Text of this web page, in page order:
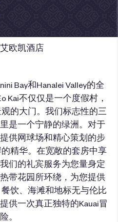
欧凯酒店
Bay和Hanalei Valley的全
Kai不仅仅是一个度假村，
的大门。我们标志性的三
是一个宁静的绿洲。对于
供网球场和精心策划的步
精华。在宽敞的套房中享
们的礼宾服务为您量身定
带花园所环绕，为您提供
饮、海滩和地标无与伦比
供一次真正独特的Kauai冒
险。